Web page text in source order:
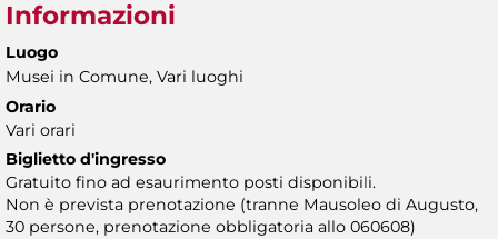
Informazioni
Luogo
Musei in Comune, Vari luoghi
Orario
Vari orari
Biglietto d'ingresso
Gratuito fino ad esaurimento posti disponibili.
Non è prevista prenotazione (tranne Mausoleo di Augusto,
30 persone, prenotazione obbligatoria allo 060608)